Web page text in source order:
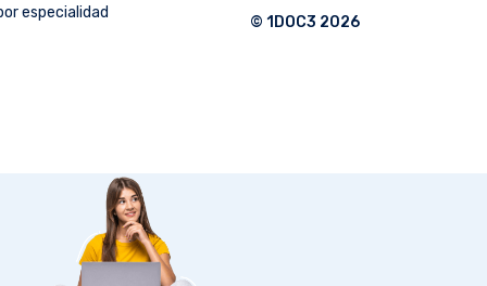
especialidad
© 1DOC3 2026